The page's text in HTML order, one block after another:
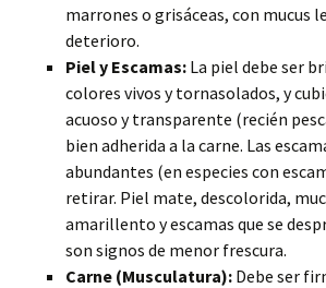
marrones o grisáceas, con mucus
deterioro.
Piel y Escamas: La piel debe ser
colores vivos y tornasolados, y
acuoso y transparente (recién
bien adherida a la carne. Las
abundantes (en especies con
retirar. Piel mate, descolorida,
amarillento y escamas que se
son signos de menor frescura.
Carne (Musculatura): Debe ser